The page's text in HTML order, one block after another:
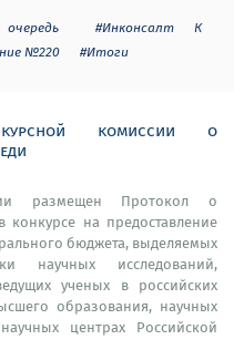
#Инконсалт К
№220 #Итоги
комиссии о
размещен Протокол о
конкурсе на предоставление
бюджета, выделяемых
научных исследований,
ученых в российских
образования, научных
центрах Российской